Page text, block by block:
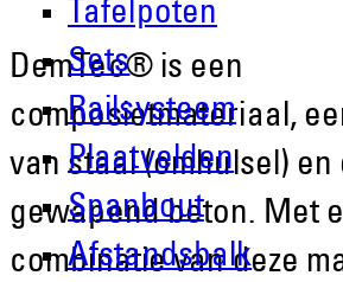
Tafelpoten
Sets
Railsysteem
Plaatvelden
Spanbout
Afstandsbalk
DemTec® is een
composietmateriaal,
van staal (omhulsel)
gewapend beton. Met
combinatie van deze